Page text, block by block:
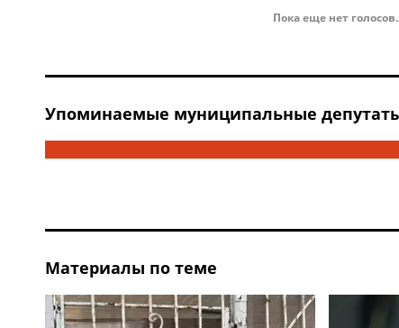
Пока еще нет
Упоминаемые муниципальные
Материалы по теме